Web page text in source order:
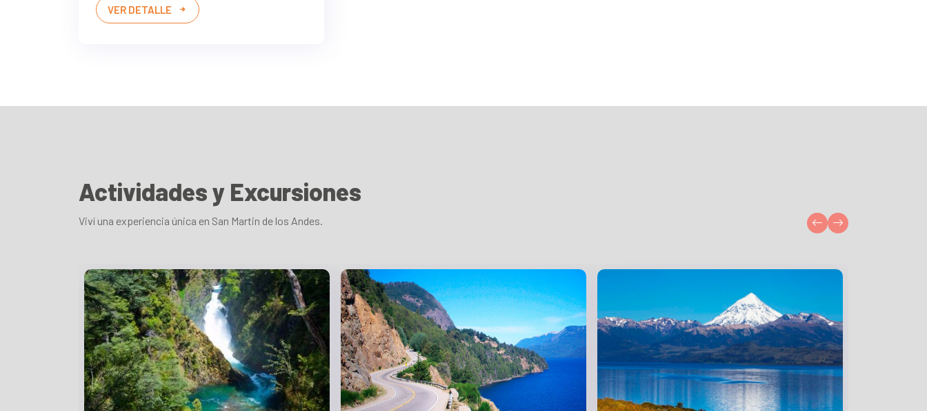
VER DETALLE
Actividades y Excursiones
Viví una experiencia única en San Martin de los Andes.